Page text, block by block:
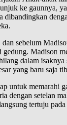
ke gaunnya,
dibandingkan
sebelum
Madison
dalam isaknya
yang baru saja
untuk memarahi
dengan setelan
tertuju